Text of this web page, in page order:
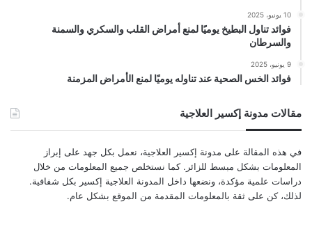
10 يونيو، 2025
فوائد تناول البطيخ يوميًا لمنع أمراض القلب والسكري والسمنة
والسرطان
9 يونيو، 2025
فوائد الخس الصحية عند تناوله يوميًا لمنع الأمراض المزمنة
مقالات مدونة إكسير العلاجية
في هذه المقالة على مدونة إكسير العلاجية، نعمل بكل جهد على إبراز
المعلومات بشكل مبسط للزائر. كما نستخلص جميع المعلومات من خلال
دراسات علمية مؤكدة، ونضعها داخل المدونة العلاجية إكسير بكل شفافية.
لذلك، كن على ثقة بالمعلومات المقدمة من الموقع بشكل عام.